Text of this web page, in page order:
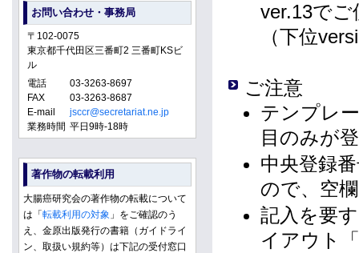
ver.13で
（下位
ご注意
テンプレ
目のみが
中央登録
ので、空
記入を要
イアウト
お問い合わせ・事務局
〒102-0075
東京都千代田区三番町2 三番町KSビ
ル
電話
03-3263-8697
FAX
03-3263-8687
E-mail
jsccr@secretariat.ne.jp
業務時間 平日9時-18時
著作物の転載利用
大腸癌研究会の著作物の転載について
は「転載利用の対象 」をご確認のう
え、金原出版発行の書籍（ガイドライ
ン、取扱い規約等）は下記の受付窓口